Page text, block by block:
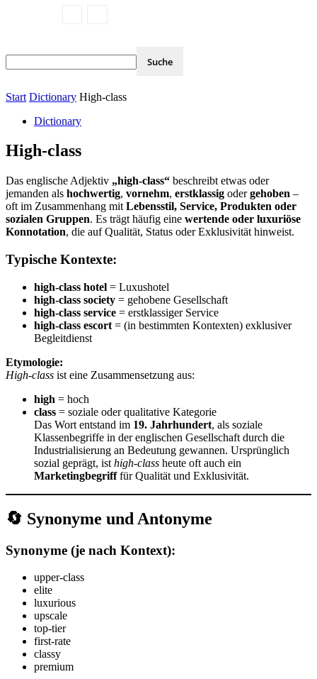
Start Dictionary High-class
Dictionary
High-class
Das englische Adjektiv „high-class“ beschreibt etwas oder
jemanden als hochwertig, vornehm, erstklassig odergehoben –
oft im Zusammenhang mit Lebensstil, Service, Produkten oder
sozialen Gruppen. Es trägt häufig eine wertende oder luxuriöse
Konnotation, die auf Qualität, Status oder Exklusivität hinweist.
Typische Kontexte:
high-class hotel = Luxushotel
high-class society = gehobene Gesellschaft
high-class service = erstklassiger Service
high-class escort = (in bestimmten Kontexten) exklusiver
Begleitdienst
Etymologie:
High-class ist eine Zusammensetzung aus:
high = hoch
class = soziale oder qualitative Kategorie
Das Wort entstand im 19. Jahrhundert, als soziale
Klassenbegriffe in der englischen Gesellschaft durch die
Industrialisierung an Bedeutung gewannen. Ursprünglich
sozial geprägt, ist high-class heute oft auch ein
Marketingbegrifffür Qualität und Exklusivität.
🔄 Synonyme und Antonyme
Synonyme (je nach Kontext):
upper-class
elite
luxurious
upscale
top-tier
first-rate
classy
premium